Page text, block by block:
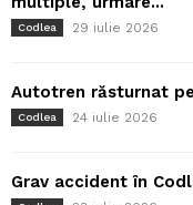
Codlea 29 iulie 2026
Autotren răsturnat
Codlea 24 iulie 2026
Grav accident în